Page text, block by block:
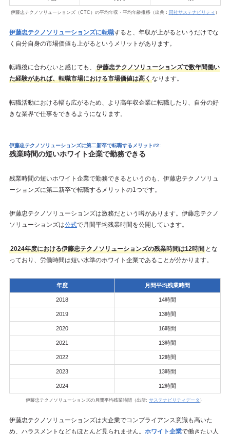
伊藤忠テクノソリューションズ（CTC）の平均年収・平均年齢推移（出典： 同社サステナビリティ ）
伊藤忠テクノソリューションズに転職すると、年収が上がるというだけでな
く自分自身の市場価値も上がるというメリットがあります。
転職後に合わないと感じても、
伊藤忠テクノソリューションズで数年間働い
た経験があれば、転職市場における市場価値は高くなります。
転職活動における幅も広がるため、より高年収企業に転職したり、自分の好
きな業界で仕事をできるようになります。
伊藤忠テクノソリューションズに第二新卒で転職するメリット#2:
残業時間の短いホワイト企業で勤務できる
残業時間の短いホワイト企業で勤務できるというのも、伊藤忠テクノソリュ
ーションズに第二新卒で転職するメリットの1つです。
伊藤忠テクノソリューションズは激務だという噂があります。伊藤忠テクノ
ソリューションズは公式で月間平均残業時間を公開しています。
2024年度における伊藤忠テクノソリューションズの残業時間は12時間とな
っており、労働時間は短い水準のホワイト企業であることが分かります。
年度 月間平均残業時間
2018 14時間
2019 13時間
2020 16時間
2021 13時間
2022 12時間
2023 13時間
2024 12時間
伊藤忠テクノソリューションズの月間平均残業時間（出所: サステナビリティデータ ）
伊藤忠テクノソリューションズは大企業でコンプライアンス意識も高いた
め、ハラスメントなどもほとんど見られません。 ホワイト企業で働きたい人